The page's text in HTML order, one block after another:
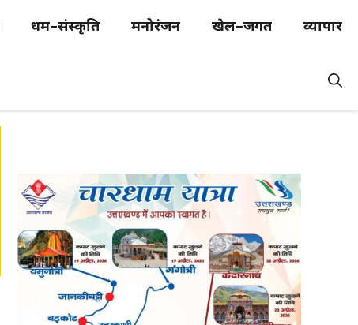
धर्म–संस्कृति मनोरंजन खेल–जगत व्यापार